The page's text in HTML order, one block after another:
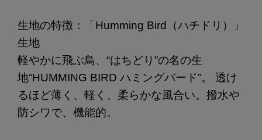
生地の特徴：「Humming Bird（ハチドリ）」
生地
軽やかに飛ぶ鳥、“はちどり”の名の生
地“HUMMING BIRD ハミングバード”。 透け
るほど薄く、軽く、柔らかな風合い。撥水や
防シワで、機能的。